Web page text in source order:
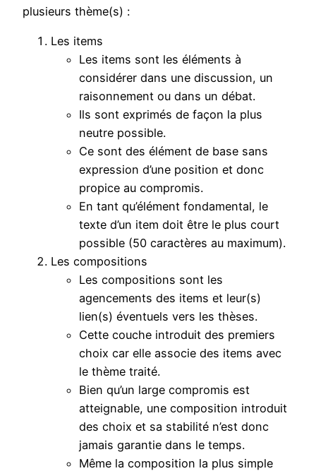
plusieurs thème(s) :
Les items
Les items sont les éléments à
considérer dans une discussion, un
raisonnement ou dans un débat.
Ils sont exprimés de façon la plus
neutre possible.
Ce sont des élément de base sans
expression d’une position et donc
propice au compromis.
En tant qu’élément fondamental, le
texte d’un item doit être le plus court
possible (50 caractères au maximum).
Les compositions
Les compositions sont les
agencements des items et leur(s)
lien(s) éventuels vers les thèses.
Cette couche introduit des premiers
choix car elle associe des items avec
le thème traité.
Bien qu’un large compromis est
atteignable, une composition introduit
des choix et sa stabilité n’est donc
jamais garantie dans le temps.
Même la composition la plus simple